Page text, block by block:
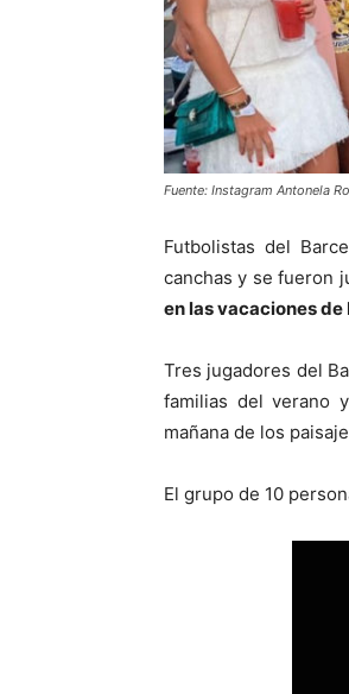
Fuente: Instagram Antonela
Futbolistas del
canchas y se fueron
en las vacaciones de
Tres jugadores del
familias del verano
mañana de los
El grupo de 10